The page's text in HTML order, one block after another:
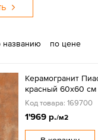
названию по цене
Керамогранит
красный 60x60
Код товара: 169700
1'969 р./м2